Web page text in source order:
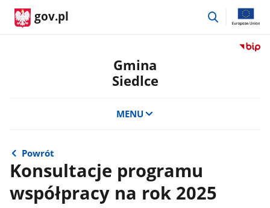
gov.pl
przejdź
Przejdź
Gmina
Siedlce
MENU
Powrót
Konsultacje programu
współpracy na rok 2025